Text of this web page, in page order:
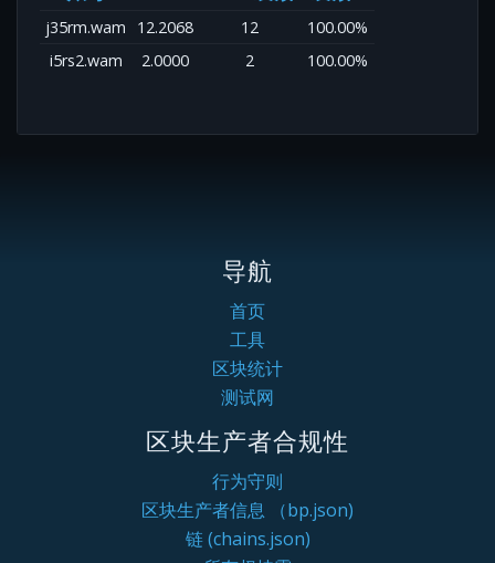
j35rm.wam 12.2068 12
100.00%
i5rs2.wam
2.0000 2 100.00%
导航
首页
工具
区块统计
测试网
区块生产者合规性
行为守则
区块生产者信息 （bp.json)
链 (chains.json)